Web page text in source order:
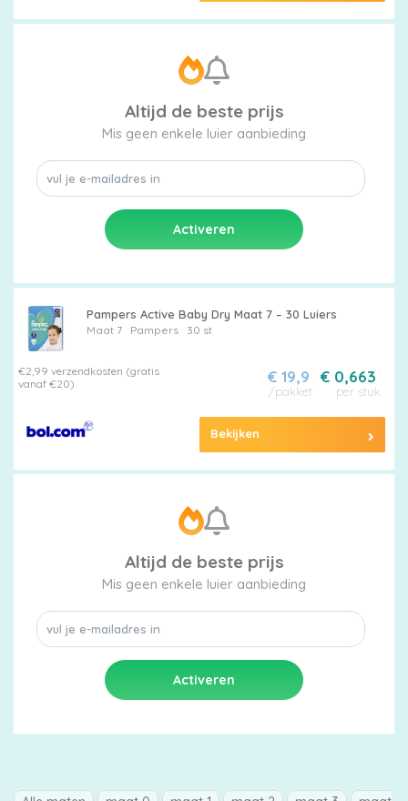
Altijd de beste prijs
Mis geen enkele luier aanbieding
Pampers Active Baby Dry Maat 7 – 30 Luiers
Maat 7 Pampers 30 st
€2,99 verzendkosten (gratis
vanaf €20)
€ 0,663
per stuk
€ 19,9
/pakket
Bekijken
Altijd de beste prijs
Mis geen enkele luier aanbieding